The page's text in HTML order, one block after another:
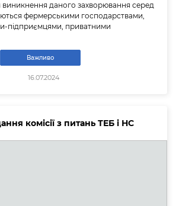
виникнення даного захворювання серед
фермерськими господарствами,
підприємцями, приватними
Важливо
16.07.2024
комісії з питань ТЕБ і НС